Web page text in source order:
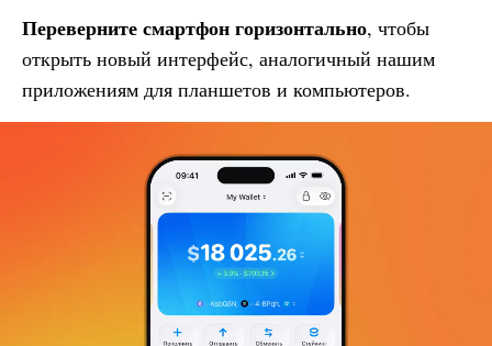
Переверните смартфон горизонтально, чтобы
открыть новый интерфейс, аналогичный нашим
приложениям для планшетов и компьютеров.